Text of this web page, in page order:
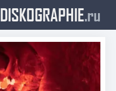
DISKOGRAPHIE.ru